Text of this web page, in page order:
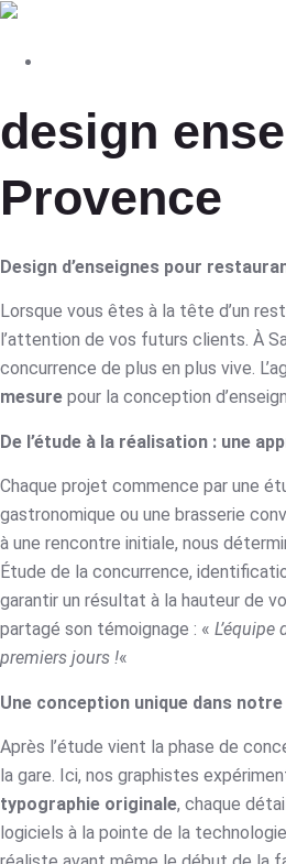
design
Provence
Design d’enseignes pour
Lorsque vous êtes à la tête d’un
l’attention de vos futurs clients. À
concurrence de plus en plus vive.
mesure pour la conception
De l’étude à la réalisation : une
Chaque projet commence par une
gastronomique ou une brasserie
à une rencontre initiale, nous
Étude de la concurrence,
garantir un résultat à la hauteur de
partagé son témoignage : «
premiers jours !«
Une conception unique dans
Après l’étude vient la phase de
la gare. Ici, nos graphistes
typographie originale, chaque
logiciels à la pointe de la